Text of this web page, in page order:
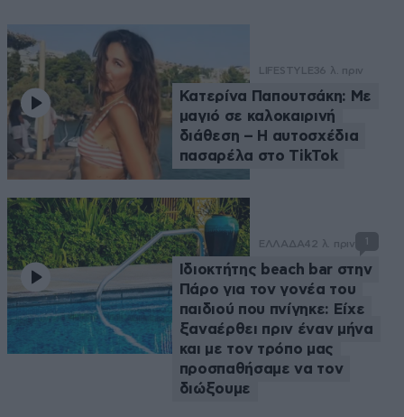
LIFESTYLE36 λ. πριν
Κατερίνα Παπουτσάκη: Με
μαγιό σε καλοκαιρινή
διάθεση – Η αυτοσχέδια
πασαρέλα στο TikTok
ΕΛΛΑΔΑ42 λ. πριν 1
Ιδιοκτήτης beach bar στην
Πάρο για τον γονέα του
παιδιού που πνίγηκε: Είχε
ξαναέρθει πριν έναν μήνα
και με τον τρόπο μας
προσπαθήσαμε να τον
διώξουμε